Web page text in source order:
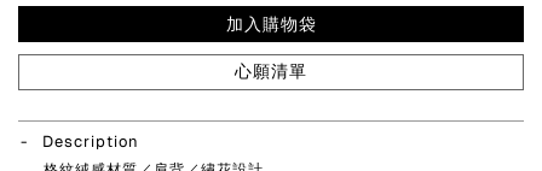
加入購物袋
心願清單
Description